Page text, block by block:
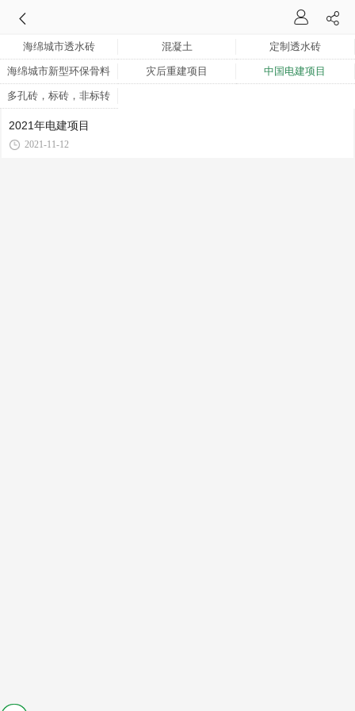
海绵城市透水砖 混凝土 定制透水砖
海绵城市新型环保骨料 灾后重建项目 中国电建项目
多孔砖，标砖，非标转
2021年电建项目
2021-11-12